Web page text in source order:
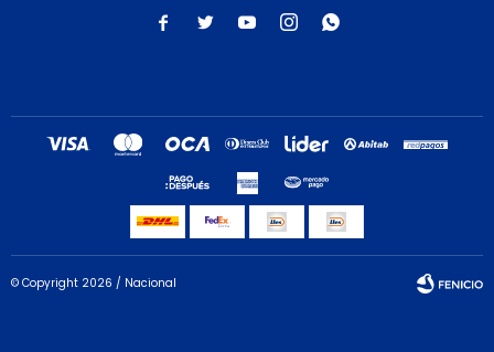
    
© Copyright 2026 / Nacional